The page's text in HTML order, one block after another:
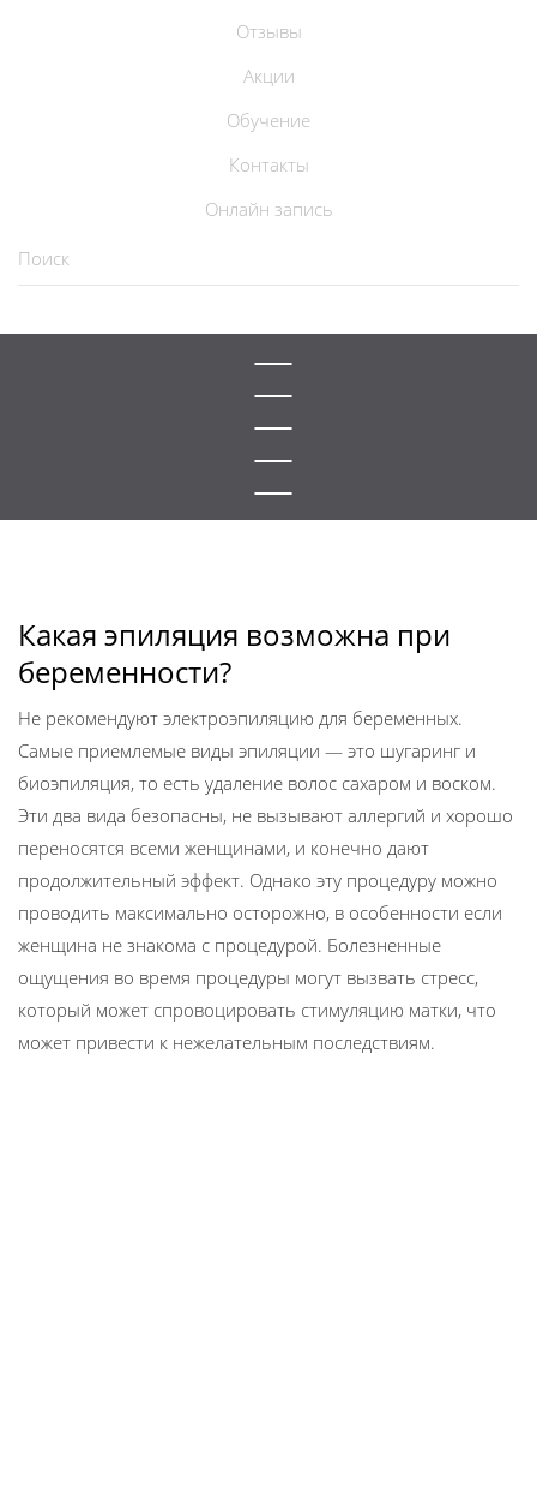
Отзывы
Акции
Обучение
Контакты
Онлайн запись
Какая эпиляция возможна при
беременности?
Не рекомендуют электроэпиляцию для беременных.
Самые приемлемые виды эпиляции — это шугаринг и
биоэпиляция, то есть удаление волос сахаром и воском.
Эти два вида безопасны, не вызывают аллергий и хорошо
переносятся всеми женщинами, и конечно дают
продолжительный эффект. Однако эту процедуру можно
проводить максимально осторожно, в особенности если
женщина не знакома с процедурой. Болезненные
ощущения во время процедуры могут вызвать стресс,
который может спровоцировать стимуляцию матки, что
может привести к нежелательным последствиям.